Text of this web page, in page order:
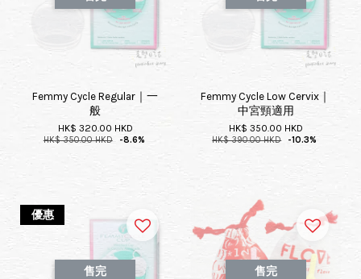
Femmy Cycle Regular｜一
般
HK$ 320.00 HKD
HK$ 350.00 HKD -8.6%
Femmy Cycle Low Cervix｜
中宮頸適用
HK$ 350.00 HKD
HK$ 390.00 HKD -10.3%
優惠
售完 售完